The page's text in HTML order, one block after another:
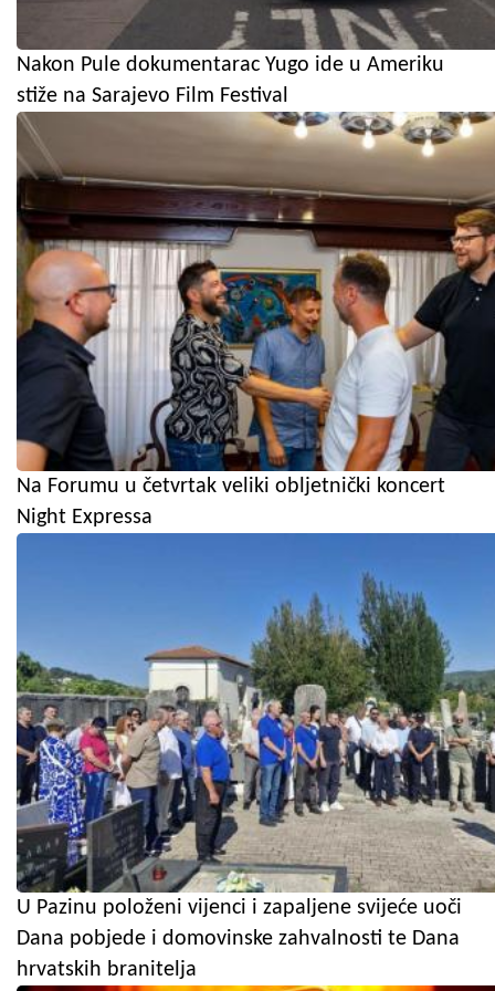
Nakon Pule dokumentarac Yugo ide u Ameriku
stiže na Sarajevo Film Festival
Na Forumu u četvrtak veliki obljetnički koncert
Night Expressa
U Pazinu položeni vijenci i zapaljene svijeće uoči
Dana pobjede i domovinske zahvalnosti te Dana
hrvatskih branitelja